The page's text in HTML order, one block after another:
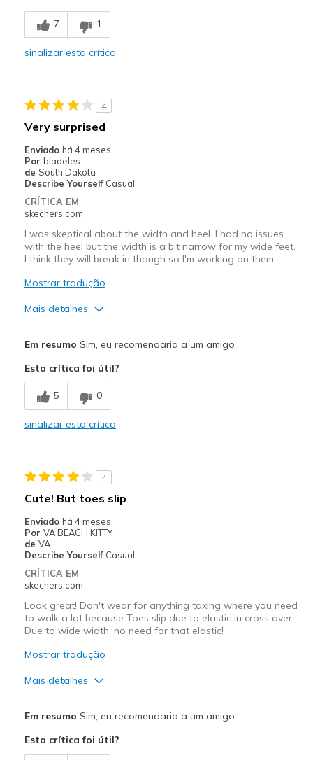
Melhores utilizações
Travel
View On Shoes
Shoes are for Wearing
7 1
sinalizar esta crítica
4
Very surprised
Enviado há 4 meses
Por bladeles
de South Dakota
Describe Yourself Casual
CRÍTICA EM
skechers.com
I was skeptical about the width and heel. I had no issues
with the heel but the width is a bit narrow for my wide feet.
I think they will break in though so I'm working on them.
Mostrar tradução
Mais detalhes
Breathe Well
Comfortable
Need Break In
Melhores utilizações
Casual Wear
Special Occasions
Width
Feels too narrow
Sizing
Feels half size too small
View On Shoes
Em resumo Sim, eu recomendaria a um amigo
Esta crítica foi útil?
5 0
sinalizar esta crítica
4
Cute! But toes slip
Enviado há 4 meses
Por VA BEACH KITTY
de VA
Describe Yourself Casual
CRÍTICA EM
skechers.com
Look great! Don't wear for anything taxing where you need
to walk a lot because Toes slip due to elastic in cross over.
Due to wide width, no need for that elastic!
Mostrar tradução
Mais detalhes
Breathe Well
Em resumo Sim, eu recomendaria a um amigo
Esta crítica foi útil?